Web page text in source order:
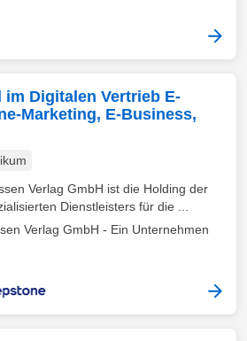
im Digitalen Vertrieb E-
Marketing, E-Business,
Verlag GmbH ist die Holding der
Dienstleisters für die ...
Verlag GmbH - Ein Unternehmen